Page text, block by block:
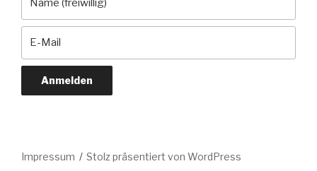
Impressum Stolz präsentiert von WordPress